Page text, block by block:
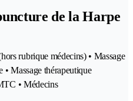
de la Harpe
rubrique médecins) • Massage
• Massage thérapeutique
• Médecins